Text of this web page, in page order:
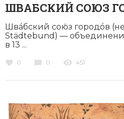
ШВАБСКИЙ СОЮЗ
Швáбский сою́з городóв
Städtebund) —
в 13 ...
0 0 451